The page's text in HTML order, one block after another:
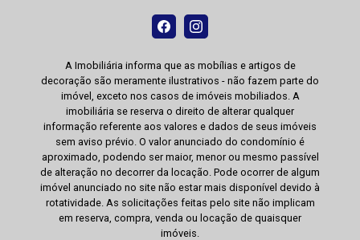
A Imobiliária informa que as mobílias e artigos de
decoração são meramente ilustrativos - não fazem parte do
imóvel, exceto nos casos de imóveis mobiliados. A
imobiliária se reserva o direito de alterar qualquer
informação referente aos valores e dados de seus imóveis
sem aviso prévio. O valor anunciado do condomínio é
aproximado, podendo ser maior, menor ou mesmo passível
de alteração no decorrer da locação. Pode ocorrer de algum
imóvel anunciado no site não estar mais disponível devido à
rotatividade. As solicitações feitas pelo site não implicam
em reserva, compra, venda ou locação de quaisquer
imóveis.